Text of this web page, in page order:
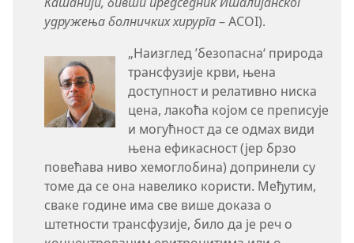
удружења болничких хирурга– ACOI).
„Наизглед ’безопасна‘ природа
трансфузије крви, њена
доступност и релативно ниска
цена, лакоћа којом се преписује
и могућност да се одмах види
њена ефикасност (јер брзо
повећава ниво хемоглобина) допринели су
томе да се она навелико користи. Међутим,
сваке године има све више доказа о
штетности трансфузије, било да је реч о